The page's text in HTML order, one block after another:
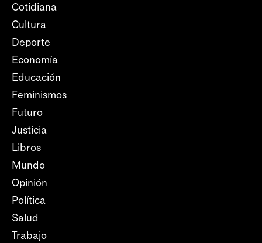
Cotidiana
Cultura
Deporte
Economía
Educación
Feminismos
Futuro
Justicia
Libros
Mundo
Opinión
Política
Salud
Trabajo